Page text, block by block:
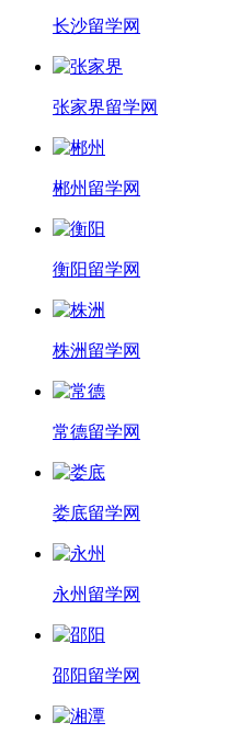
长沙留学网
张家界留学网
郴州留学网
衡阳留学网
株洲留学网
常德留学网
娄底留学网
永州留学网
邵阳留学网